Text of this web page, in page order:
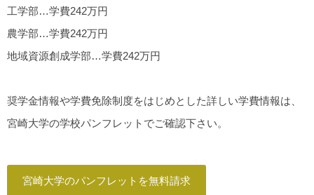
工学部…学費242万円
農学部…学費242万円
地域資源創成学部…学費242万円
奨学金情報や学費免除制度をはじめとした詳しい学費情報は、
宮崎大学の学校パンフレットでご確認下さい。
宮崎大学のパンフレットを無料請求